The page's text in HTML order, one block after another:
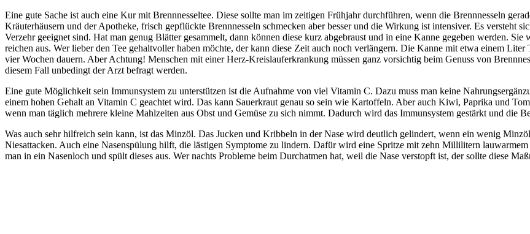
Eine gute Sache ist auch eine Kur mit Brennnesseltee. Diese sollte man im zeitigen Frühjahr durchführen, wenn die Brennnesseln
Kräuterhäusern und der Apotheke, frisch gepflückte Brennnesseln schmecken aber besser und die Wirkung ist intensiver. Es versteht
Verzehr geeignet sind. Hat man genug Blätter gesammelt, dann können diese kurz abgebraust und in eine Kanne gegeben werden.
reichen aus. Wer lieber den Tee gehaltvoller haben möchte, der kann diese Zeit auch noch verlängern. Die Kanne mit etwa einem
vier Wochen dauern. Aber Achtung! Menschen mit einer Herz-Kreislauferkrankung müssen ganz vorsichtig beim Genuss von
diesem Fall unbedingt der Arzt befragt werden.
Eine gute Möglichkeit sein Immunsystem zu unterstützen ist die Aufnahme von viel Vitamin C. Dazu muss man keine
einem hohen Gehalt an Vitamin C geachtet wird. Das kann Sauerkraut genau so sein wie Kartoffeln. Aber auch Kiwi, Paprika und
wenn man täglich mehrere kleine Mahlzeiten aus Obst und Gemüse zu sich nimmt. Dadurch wird das Immunsystem gestärkt und die
Was auch sehr hilfreich sein kann, ist das Minzöl. Das Jucken und Kribbeln in der Nase wird deutlich gelindert, wenn ein wenig
Niesattacken. Auch eine Nasenspülung hilft, die lästigen Symptome zu lindern. Dafür wird eine Spritze mit zehn Millilitern
man in ein Nasenloch und spült dieses aus. Wer nachts Probleme beim Durchatmen hat, weil die Nase verstopft ist, der sollte diese